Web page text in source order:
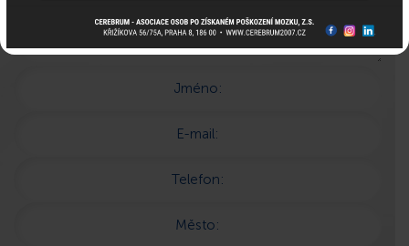
Jméno:
E-mail:
Telefon:
Město: